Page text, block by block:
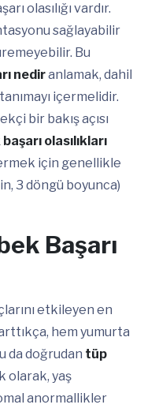
olasılığı vardır.
sağlayabilir
Bu
nediranlamak, dahil
içermelidir.
bir bakış açısı
olasılıkları
için genellikle
3 döngü boyunca)
Başarı
etkileyen en
hem yumurta
da doğrudan tüp
olarak, yaş
anormallikler